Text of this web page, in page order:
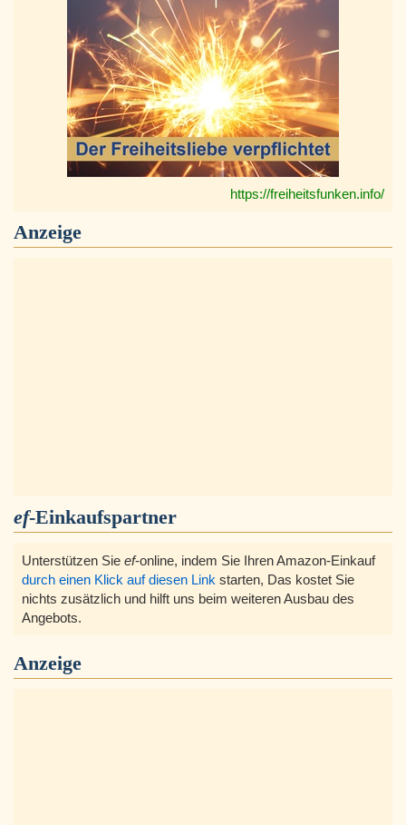
https://freiheitsfunken.info/
Anzeige
ef-Einkaufspartner
Unterstützen Sie ef-online, indem Sie Ihren Amazon-Einkauf
durch einen Klick auf diesen Link starten, Das kostet Sie
nichts zusätzlich und hilft uns beim weiteren Ausbau des
Angebots.
Anzeige